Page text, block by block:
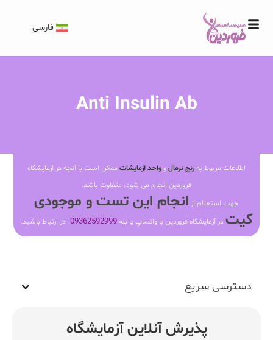
فارسی
Anti Insulin Ab
اطلاعات مربوط بهرنج نرمالو واحد آزمایشات ممکن است با آنچه در آزمایشگاه
فروردین انجام می شود، متفاوت باشد.
جهت استعلام از انجام این تست و موجودی
کیت در آزمایشگاه فروردین با واتساپ یا بله09362592999 در ارتباط باشید.
دسترسی سریع
پذیرش آنلاین آزمایشگاه